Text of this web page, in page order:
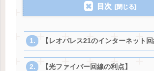
目次
【レオパレス21のインターネット回
【光ファイバー回線の利点】